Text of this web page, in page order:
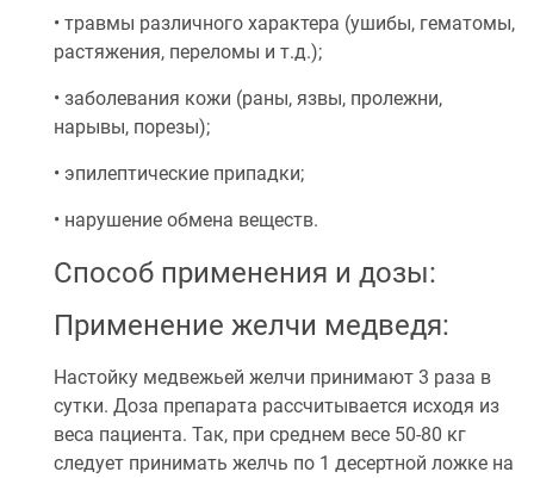
• травмы различного характера (ушибы, гематомы,
растяжения, переломы и т.д.);
• заболевания кожи (раны, язвы, пролежни,
нарывы, порезы);
• эпилептические припадки;
• нарушение обмена веществ.
Способ применения и дозы:
Применение желчи медведя:
Настойку медвежьей желчи принимают 3 раза в
сутки. Доза препарата рассчитывается исходя из
веса пациента. Так, при среднем весе 50-80 кг
следует принимать желчь по 1 десертной ложке на